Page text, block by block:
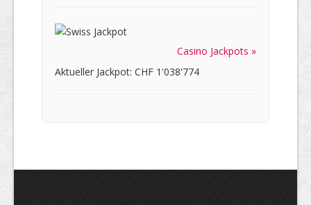
Casino Jackpots »
Aktueller Jackpot: CHF 1'038'774